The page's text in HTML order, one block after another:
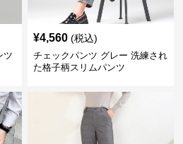
ツ
¥4,560 (税込)
チェックパンツ グレー 洗練され
た格子柄スリムパンツ